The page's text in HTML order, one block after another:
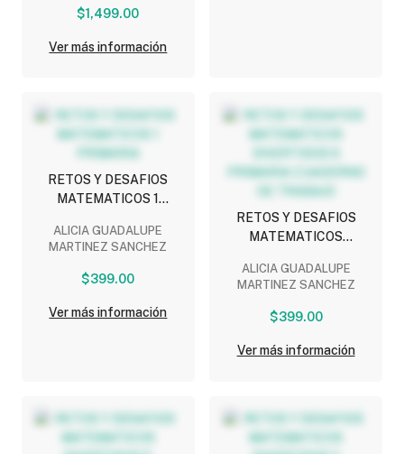
COMPLEMENTARIAS
$1,499.00
Ver más información
RETOS Y DESAFIOS
MATEMATICOS 1
ALICIA GUADALUPE
MARTINEZ SANCHEZ
$399.00
Ver más información
RETOS Y DESAFIOS
MATEMATICOS
CUADERNO DE TRABAJO
ALICIA GUADALUPE
MARTINEZ SANCHEZ
$399.00
Ver más información